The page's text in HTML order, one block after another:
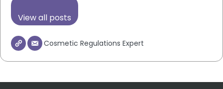
View all posts
Cosmetic Regulations Expert